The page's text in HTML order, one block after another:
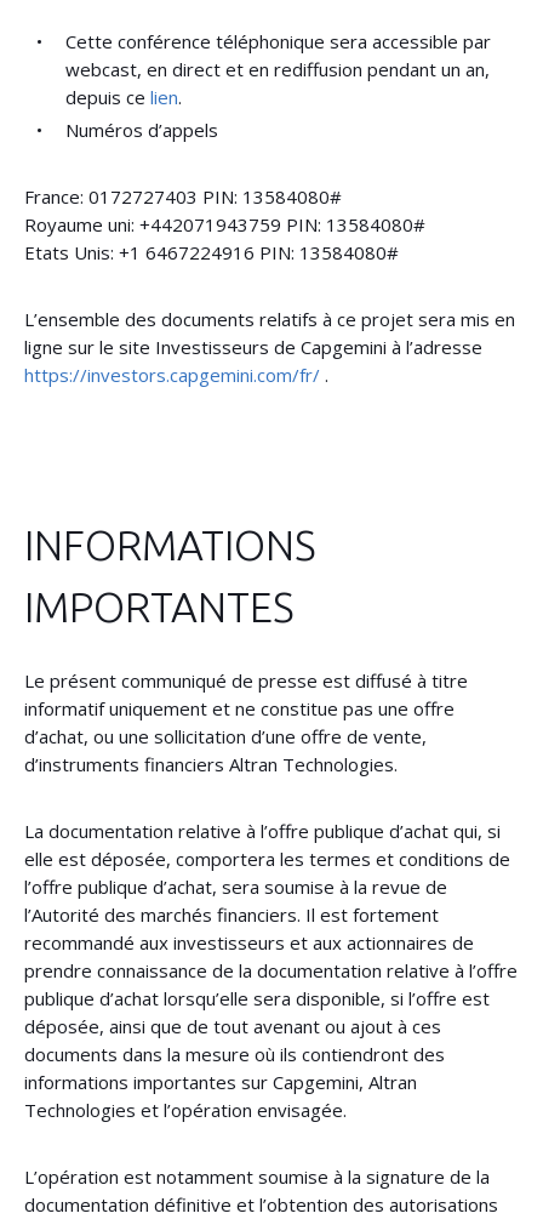
Cette conférence téléphonique sera accessible par
webcast, en direct et en rediffusion pendant un an,
depuis ce lien.
Numéros d’appels
France: 0172727403 PIN: 13584080#
Royaume uni: +442071943759 PIN: 13584080#
Etats Unis: +1 6467224916 PIN: 13584080#
L’ensemble des documents relatifs à ce projet sera mis en
ligne sur le site Investisseurs de Capgemini à l’adresse
https://investors.capgemini.com/fr/ .
INFORMATIONS
IMPORTANTES
Le présent communiqué de presse est diffusé à titre
informatif uniquement et ne constitue pas une offre
d’achat, ou une sollicitation d’une offre de vente,
d’instruments financiers Altran Technologies.
La documentation relative à l’offre publique d’achat qui, si
elle est déposée, comportera les termes et conditions de
l’offre publique d’achat, sera soumise à la revue de
l’Autorité des marchés financiers. Il est fortement
recommandé aux investisseurs et aux actionnaires de
prendre connaissance de la documentation relative à l’offre
publique d’achat lorsqu’elle sera disponible, si l’offre est
déposée, ainsi que de tout avenant ou ajout à ces
documents dans la mesure où ils contiendront des
informations importantes sur Capgemini, Altran
Technologies et l’opération envisagée.
L’opération est notamment soumise à la signature de la
documentation définitive et l’obtention des autorisations